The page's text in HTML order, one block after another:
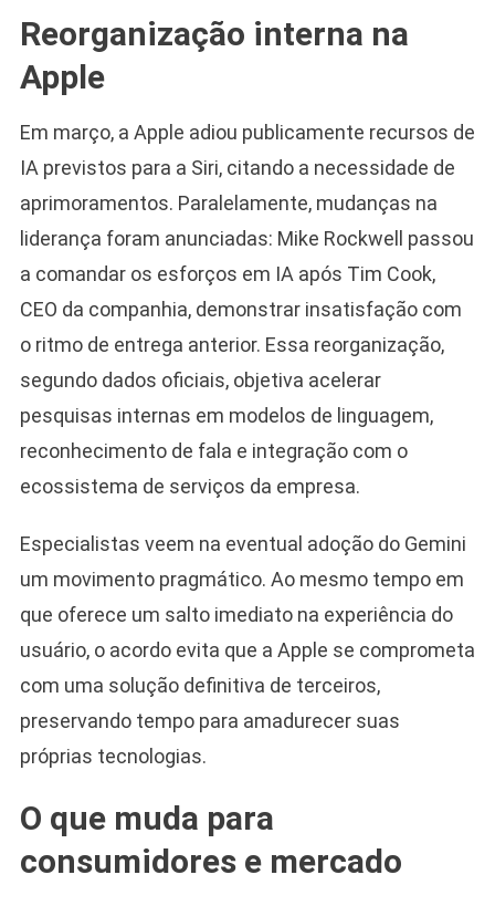
Reorganização interna na
Apple
Em março, a Apple adiou publicamente recursos de
IA previstos para a Siri, citando a necessidade de
aprimoramentos. Paralelamente, mudanças na
liderança foram anunciadas: Mike Rockwell passou
a comandar os esforços em IA após Tim Cook,
CEO da companhia, demonstrar insatisfação com
o ritmo de entrega anterior. Essa reorganização,
segundo dados oficiais, objetiva acelerar
pesquisas internas em modelos de linguagem,
reconhecimento de fala e integração com o
ecossistema de serviços da empresa.
Especialistas veem na eventual adoção do Gemini
um movimento pragmático. Ao mesmo tempo em
que oferece um salto imediato na experiência do
usuário, o acordo evita que a Apple se comprometa
com uma solução definitiva de terceiros,
preservando tempo para amadurecer suas
próprias tecnologias.
O que muda para
consumidores e mercado